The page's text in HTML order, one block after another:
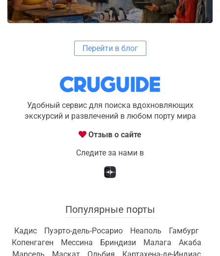
Перейти в блог
Удобный сервис для поиска вдохновляющих
экскурсий и развлечений в любом порту мира
Отзыв о сайте
Следите за нами в
Популярные порты
Кадис Пуэрто-дель-Росарио Неаполь
Гамбург
Копенгаген
Мессина Бриндизи Малага
Акаба